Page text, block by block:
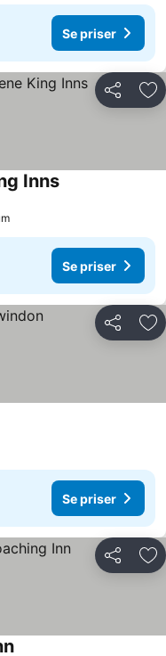
Se priser
Dela
InnsSe priser
Se priser
Dela
priser
Se priser
Dela